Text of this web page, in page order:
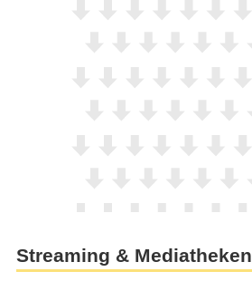
Streaming & Mediatheken